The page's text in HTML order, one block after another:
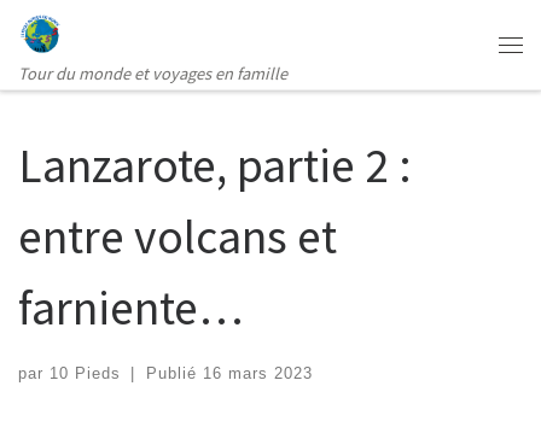
Passer au contenu
Tour du monde et voyages en famille
Lanzarote, partie 2 :
entre volcans et
farniente…
par 10 Pieds | Publié 16 mars 2023